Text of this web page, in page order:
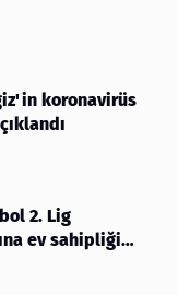
koronavirüs
2. Lig
ev sahipliği